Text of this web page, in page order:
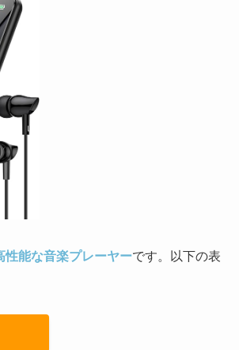
性能な音楽プレーヤーです。以下の表